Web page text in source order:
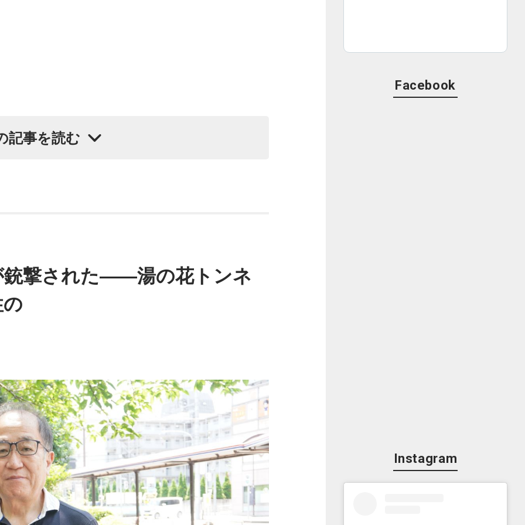
記事を読む
銃撃された――湯の花トンネ
Facebook
Instagram